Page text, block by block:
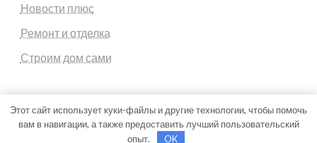
Новости плюс
Ремонт и отделка
Строим дом сами
Theme by Silk Themes
Этот сайт использует куки-файлы и другие технологии, чтобы помочь
вам в навигации, а также предоставить лучший пользовательский
опыт.
OK